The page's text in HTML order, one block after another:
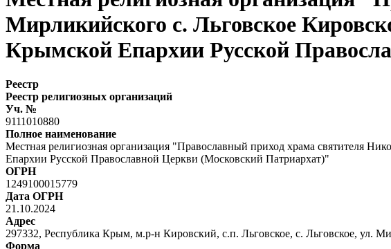
Мирликийского с. Льговское
Крымской Епархии Русской
Реестр
Реестр религиозных организаций
Уч. №
9111010880
Полное наименование
Местная религиозная организация "Православный приход храма святителя
Епархии Русской Православной Церкви (Московский Патриархат)"
ОГРН
1249100015779
Дата ОГРН
21.10.2024
Адрес
297332, Республика Крым, м.р-н Кировский, с.п. Льговское, с. Льговское, ул.
Форма